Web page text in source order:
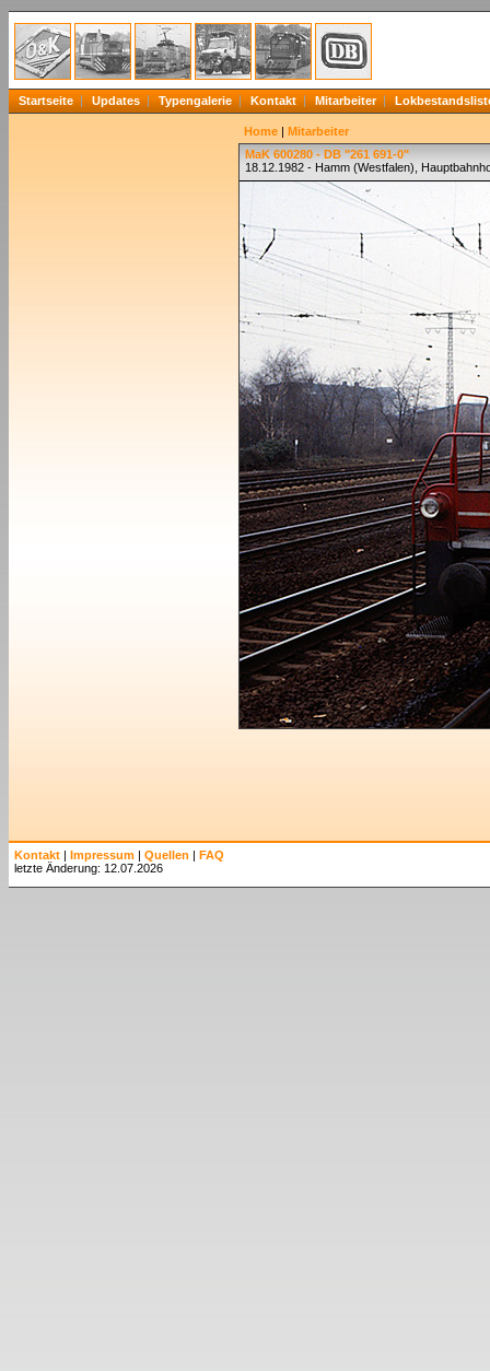
Startseite Updates Typengalerie Kontakt Mitarbeiter
Home | Mitarbeiter
MaK 600280 - DB "261 691-0"
18.12.1982 - Hamm (Westfalen),
Kontakt | Impressum | Quellen | FAQ
letzte Änderung: 12.07.2026